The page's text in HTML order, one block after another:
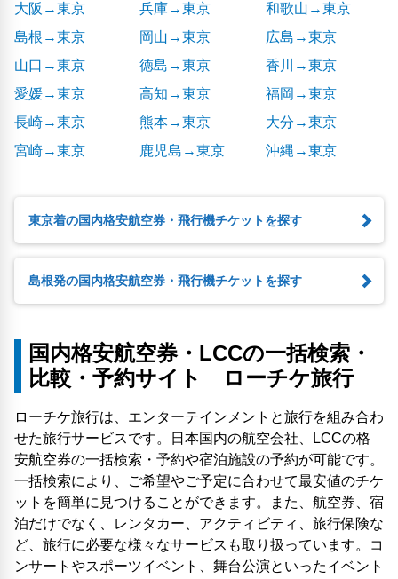
大阪→東京
兵庫→東京
和歌山→東京
島根→東京
岡山→東京
広島→東京
山口→東京
徳島→東京
香川→東京
愛媛→東京
高知→東京
福岡→東京
長崎→東京
熊本→東京
大分→東京
宮崎→東京
鹿児島→東京 沖縄→東京
東京着の国内格安航空券・飛行機チケットを探す
島根発の国内格安航空券・飛行機チケットを探す
国内格安航空券・LCCの一括検索・
比較・予約サイト ローチケ旅行
ローチケ旅行は、エンターテインメントと旅行を組み合わ
せた旅行サービスです。日本国内の航空会社、LCCの格
安航空券の一括検索・予約や宿泊施設の予約が可能です。
一括検索により、ご希望やご予定に合わせて最安値のチケ
ットを簡単に見つけることができます。また、航空券、宿
泊だけでなく、レンタカー、アクティビティ、旅行保険な
ど、旅行に必要な様々なサービスも取り扱っています。コ
ンサートやスポーツイベント、舞台公演といったイベント